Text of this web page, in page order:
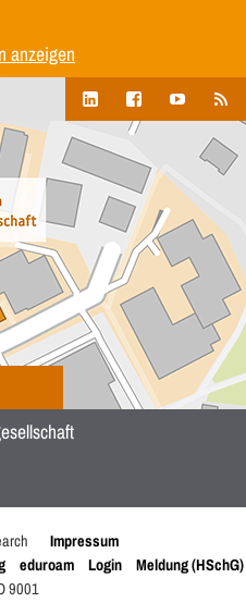
anzeigen
Impressum
eduroam Login
Meldung (HSchG)
9001